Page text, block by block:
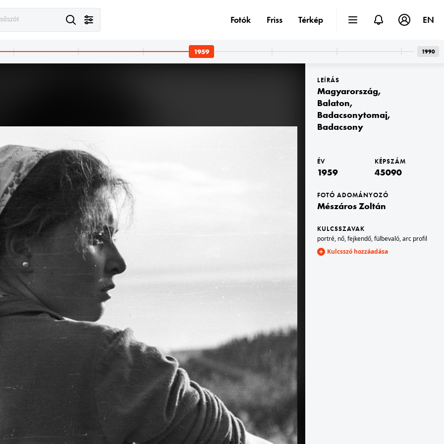
Badacsonytomaj felé, mögötte Badacsonyörs és az Örsi hegy.
· Badacsonytomaj · Badacsony
1959 · Badacsonytomaj · Badacsony
szüret, a távolban a hegytetőn a Ranolder-kereszt.
1959 · Badacsonytomaj · Badacsony
· Badacsonytomaj · Badacsony
1959 · Badacsonytomaj · Badacsony
szüret, a távolban a hegytetőn a Ranolder-kereszt.
1959 · Badacsonytomaj · Badacsony
szüret.
LEÍRÁS
Magyarország,
Balaton,
Badacsonytomaj,
Badacsony
ÉV
1959
KÉPSZÁM
45090
FOTÓ ADOMÁNYOZÓ
Mészáros Zoltán
KULCSSZAVAK
portré, nő,fejkendő,fülbevaló,arc profil
Kulcsszó hozzáadása
Fotók Friss Térkép EN
1990
1959